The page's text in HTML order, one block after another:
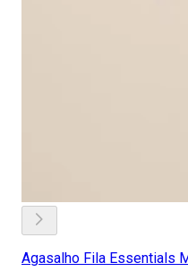
Agasalho Fila Essentials